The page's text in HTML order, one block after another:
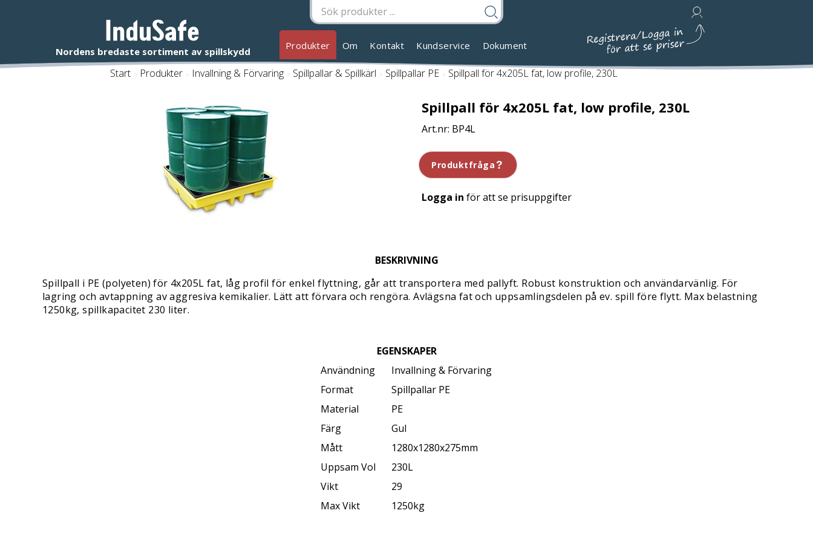
Produkter Om Kontakt Kundservice Dokument
Start / Produkter / Invallning & Förvaring / Spillpallar & Spillkärl / Spillpallar PE / Spillpall för 4x205L fat, low profile, 230L
Spillpall för 4x205L fat, low profile, 230L
BP4L
Produktfråga
Logga in för att se prisuppgifter
BESKRIVNING
Spillpall i PE (polyeten) för 4x205L fat, låg profil för enkel flyttning, går att transportera med pallyft. Robust konstruktion och användarvänlig. För
lagring och avtappning av aggresiva kemikalier. Lätt att förvara och rengöra. Avlägsna fat och uppsamlingsdelen på ev. spill före flytt. Max belastning
1250kg, spillkapacitet 230 liter.
EGENSKAPER
Användning
Invallning & Förvaring
Format
Spillpallar PE
Material
PE
Färg
Gul
Mått
1280x1280x275mm
Uppsam Vol
230L
Vikt
29
Max Vikt
1250kg